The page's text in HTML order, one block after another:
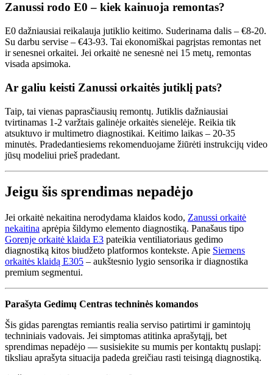
Zanussi rodo E0 – kiek kainuoja remontas?
E0 dažniausiai reikalauja jutiklio keitimo. Suderinama dalis – €8-20.
Su darbu servise – €43-93. Tai ekonomiškai pagrįstas remontas net
ir senesnei orkaitei. Jei orkaitė ne senesnė nei 15 metų, remontas
visada apsimoka.
Ar galiu keisti Zanussi orkaitės jutiklį pats?
Taip, tai vienas paprasčiausių remontų. Jutiklis dažniausiai
tvirtinamas 1-2 varžtais galinėje orkaitės sienelėje. Reikia tik
atsuktuvo ir multimetro diagnostikai. Keitimo laikas – 20-35
minutės. Pradedantiesiems rekomenduojame žiūrėti instrukcijų video
jūsų modeliui prieš pradedant.
Jeigu šis sprendimas nepadėjo
Jei orkaitė nekaitina nerodydama klaidos kodo, Zanussi orkaitė
nekaitina aprėpia šildymo elemento diagnostiką. Panašaus tipo
Gorenje orkaitė klaida E3 pateikia ventiliatoriaus gedimo
diagnostiką kitos biudžeto platformos kontekste. Apie Siemens
orkaitės klaidą E305 – aukštesnio lygio sensorika ir diagnostika
premium segmentui.
Parašyta Gedimų Centras techninės komandos
Šis gidas parengtas remiantis realia serviso patirtimi ir gamintojų
techniniais vadovais. Jei simptomas atitinka aprašytąjį, bet
sprendimas nepadėjo — susisiekite su mumis per kontaktų puslapį:
tiksliau aprašyta situacija padeda greičiau rasti teisingą diagnostiką.